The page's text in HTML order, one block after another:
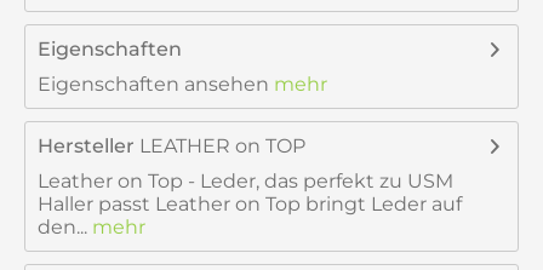
Eigenschaften
Eigenschaften ansehen mehr
Hersteller LEATHER on TOP
Leather on Top - Leder, das perfekt zu USM
Haller passt Leather on Top bringt Leder auf
den... mehr